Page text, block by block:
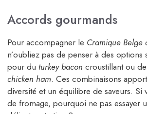
Accords gourmands
Pour accompagner le Cramique Belge
n’oubliez pas de penser à des options
pour du turkey bacon croustillant ou
chicken ham. Ces combinaisons
diversité et un équilibre de saveurs. Si
de fromage, pourquoi ne pas essayer